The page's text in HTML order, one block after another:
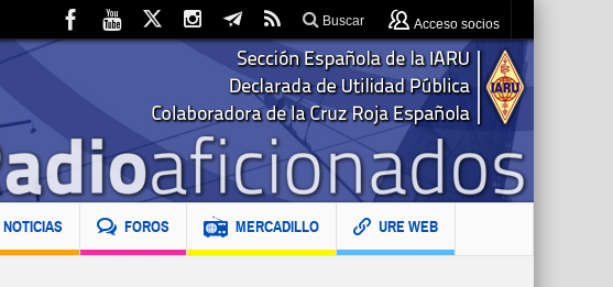
Buscar Acceso socios
NOTICIAS FOROS MERCADILLO URE WEB